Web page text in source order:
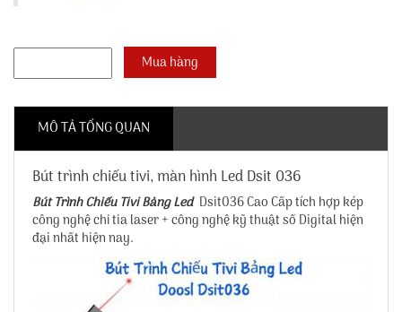
MÔ TẢ TỔNG QUAN
Bút trình chiếu tivi, màn hình Led Dsit 036
Bút Trình Chiếu Tivi Bảng LedDsit036 Cao Cấp tích hợp kép
công nghệ chỉ tia laser + công nghệ kỹ thuật số Digital hiện
đại nhất hiện nay.